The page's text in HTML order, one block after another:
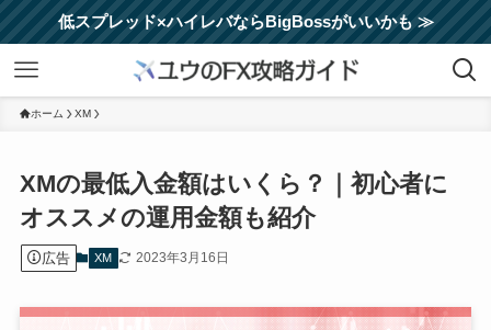
低スプレッド×ハイレバならBigBossがいいかも ≫
ホーム XM
XMの最低入金額はいくら？｜初心者に
オススメの運用金額も紹介
広告 XM 2023年3月16日